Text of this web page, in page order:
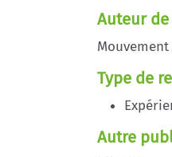
Auteur
Type de
Autre